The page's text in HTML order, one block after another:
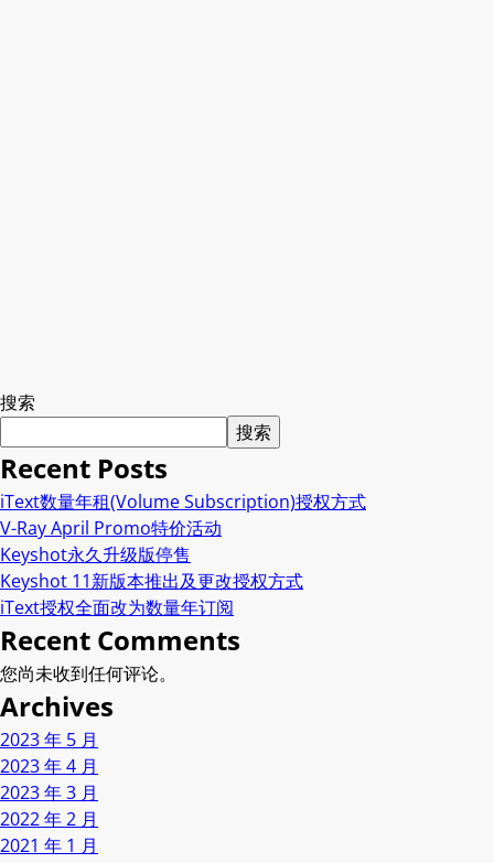
搜索
搜索
Recent Posts
iText数量年租(Volume Subscription)授权方式
V-Ray April Promo特价活动
Keyshot永久升级版停售
Keyshot 11新版本推出及更改授权方式
iText授权全面改为数量年订阅
Recent Comments
您尚未收到任何评论。
Archives
2023 年 5 月
2023 年 4 月
2023 年 3 月
2022 年 2 月
2021 年 1 月